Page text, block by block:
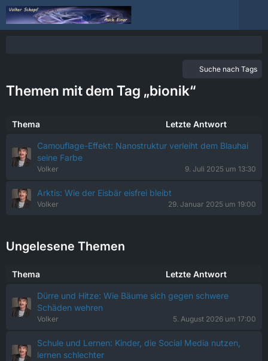
Suche nach Tags
Themen mit dem Tag „bionik“
Thema Letzte Antwort
Camouflage-Effekt: Nanostruktur verleiht dem Blauhai
seine Farbe
Volker 9. Juli 2025 um 13:30
Arktis: Wie der Eisbär eisfrei bleibt
Volker 29. Januar 2025 um 19:00
Ungelesene Themen
Thema Letzte Antwort
Dürre und Hitze: Wie Bäume sich gegen schwere
Schäden wehren
Volker 5. August 2026 um 17:00
Schule und Lernen: Kinder, die Social Media nutzen,
lernen schlechter